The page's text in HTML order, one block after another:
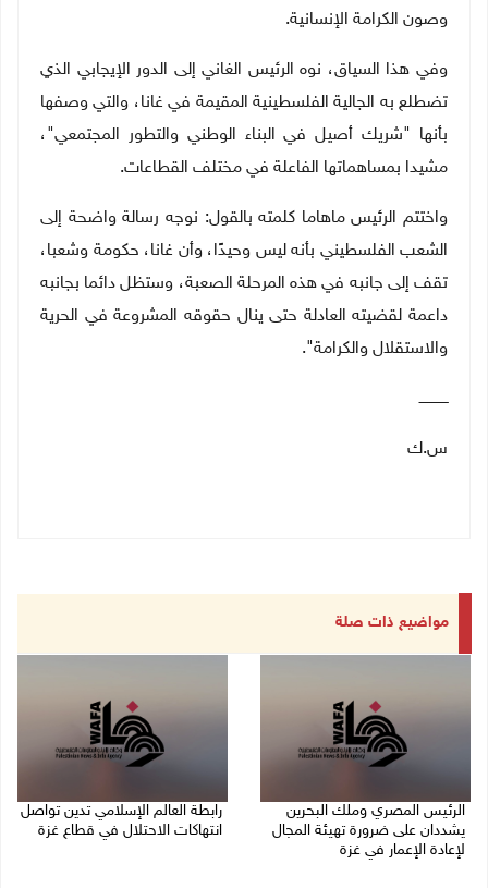
وصون الكرامة الإنسانية.
وفي هذا السياق، نوه الرئيس الغاني إلى الدور الإيجابي الذي
تضطلع به الجالية الفلسطينية المقيمة في غانا، والتي وصفها
بأنها "شريك أصيل في البناء الوطني والتطور المجتمعي"،
مشيدا بمساهماتها الفاعلة في مختلف القطاعات.
واختتم الرئيس ماهاما كلمته بالقول: نوجه رسالة واضحة إلى
الشعب الفلسطيني بأنه ليس وحيدًا، وأن غانا، حكومة وشعبا،
تقف إلى جانبه في هذه المرحلة الصعبة، وستظل دائما بجانبه
داعمة لقضيته العادلة حتى ينال حقوقه المشروعة في الحرية
والاستقلال والكرامة."
ـــــــــــــ
س.ك
مواضيع ذات صلة
الرئيس المصري وملك البحرين
يشددان على ضرورة تهيئة المجال
لإعادة الإعمار في غزة
رابطة العالم الإسلامي تدين تواصل
انتهاكات الاحتلال في قطاع غزة